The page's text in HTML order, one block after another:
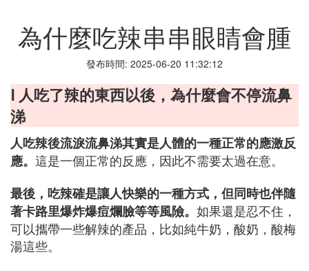
為什麼吃辣串串眼睛會腫
發布時間: 2025-06-20 11:32:12
Ⅰ 人吃了辣的東西以後，為什麼會不停流鼻
涕
人吃辣後流淚流鼻涕其實是人體的一種正常的應激反
應。 這是一個正常的反應，因此不需要太過在意。
最後，吃辣確是讓人快樂的一種方式，但同時也伴隨
著卡路里爆炸爆痘爛臉等等風險。 如果還是忍不住，
可以攜帶一些解辣的產品，比如純牛奶，酸奶，酸梅
湯這些。